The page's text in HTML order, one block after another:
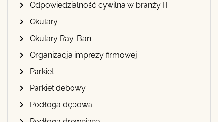
Odpowiedzialność cywilna w branży IT
Okulary
Okulary Ray-Ban
Organizacja imprezy firmowej
Parkiet
Parkiet dębowy
Podłoga dębowa